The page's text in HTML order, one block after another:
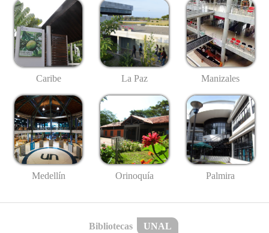
Caribe La Paz Manizales
Medellín Orinoquía Palmira
Bibliotecas UNAL